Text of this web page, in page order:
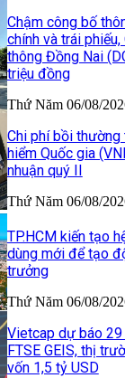
Chậm công bố
chính và trái
thông Đồng Nai
triệu đồng
Thứ Năm 06/08/
Chi phí bồi thường
hiểm Quốc gia
nhuận quý II
Thứ Năm 06/08/
TP.HCM kiến tạo
dùng mới để tạo
trưởng
Thứ Năm 06/08/
Vietcap dự báo
FTSE GEIS, thị
vốn 1,5 tỷ USD